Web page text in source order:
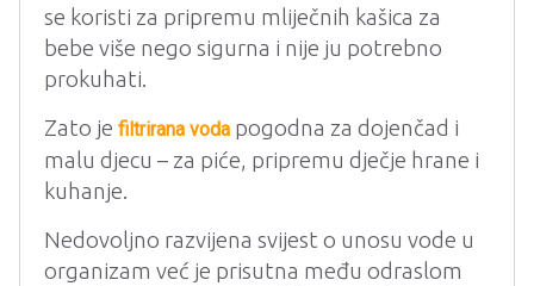
se koristi za pripremu mliječnih kašica za
bebe više nego sigurna i nije ju potrebno
prokuhati.
Zato je filtrirana voda pogodna za dojenčad i
malu djecu – za piće, pripremu dječje hrane i
kuhanje.
Nedovoljno razvijena svijest o unosu vode u
organizam već je prisutna među odraslom